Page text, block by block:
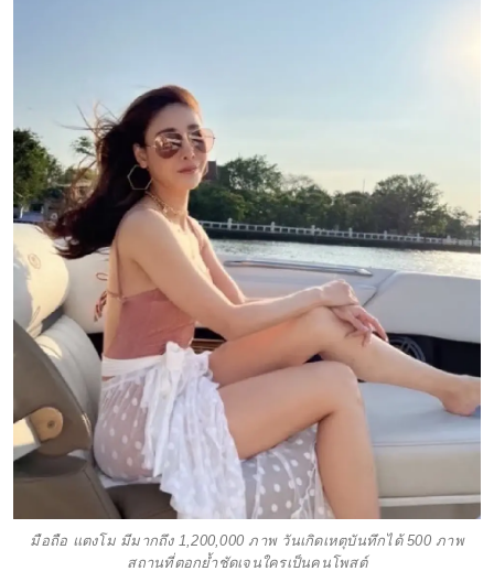
มือถือ แตงโม มีมากถึง 1,200,000 ภาพ วันเกิดเหตุบันทึกได้ 500 ภาพ
สถานที่ตอกย้ำชัดเจนใครเป็นคนโพสต์